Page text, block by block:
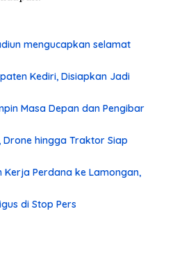
mengucapkan selamat
Kediri, Disiapkan Jadi
Masa Depan dan Pengibar
Drone hingga Traktor Siap
Kerja Perdana ke Lamongan,
di Stop Pers